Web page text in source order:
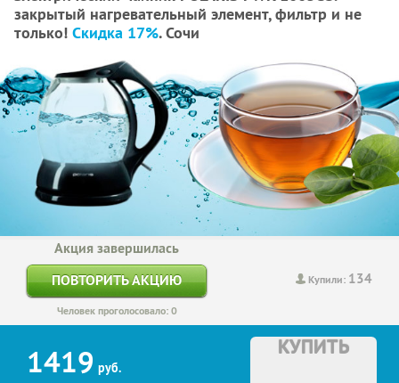
закрытый нагревательный элемент, фильтр и не
только! Скидка 17%. Сочи
Купили: 134
Акция завершилась
ПОВТОРИТЬ АКЦИЮ
Человек проголосовало: 0
1419 руб.
КУПИТЬ